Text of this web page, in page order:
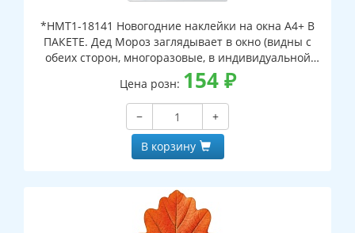
*НМТ1-18141 Новогодние наклейки на окна А4+ В
ПАКЕТЕ. Дед Мороз заглядывает в окно (видны с
обеих сторон, многоразовые, в индивидуальной
упаковке, с европодвесом и клеевым клапаном)
Цена розн: 154₽
−
+
В корзину